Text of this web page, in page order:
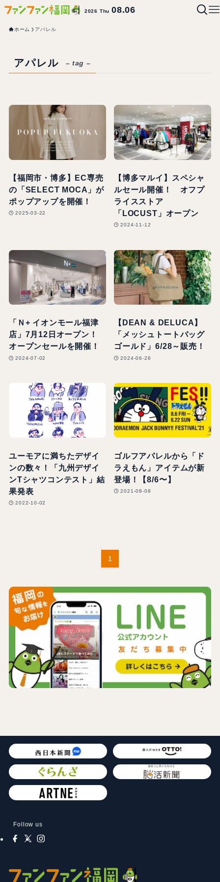
2026 Thu08.06
ホーム アパレル
アパレル – tag –
【福岡市・博多】EC専売
の「SELECT MOCA」が
ポップアップを開催！
2025-03-22
【博多マルイ】スペシャ
ルセール開催！ オフプ
ライスストア
「LOCUST」オープン
2024-11-12
「Ｎ+ イオンモール福津
店」7月12日オープン！
オープンセールを開催！
2024-07-02
【DEAN & DELUCA】
「メッシュトートバッグ
ゴールド」6/28～販売！
2024-06-26
ユーモアに満ちたデザイ
ンの数々！「九州デザイ
ンTシャツコンテスト」結
果発表
2022-10-02
ゴルフアパレルから「ド
ラえもん」アイテムが新
登場！【8/6〜】
2021-08-08
1
Follow us